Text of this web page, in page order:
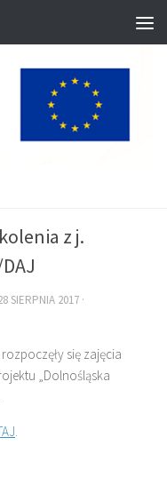
z j.
SIERPNIA 2017 ·
się zajęcia
„Dolnośląska
.